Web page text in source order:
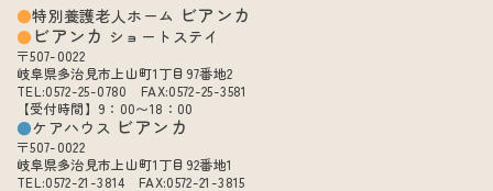
特別養護老人ホーム ビアンカ
ビアンカ ショートステイ
〒507-0022
岐阜県多治見市上山町1丁目97番地2
TEL:0572-25-0780 FAX:0572-25-3581
【受付時間】9：00〜18：00
ケアハウス ビアンカ
〒507-0022
岐阜県多治見市上山町1丁目92番地1
TEL:0572-21-3814 FAX:0572-21-3815